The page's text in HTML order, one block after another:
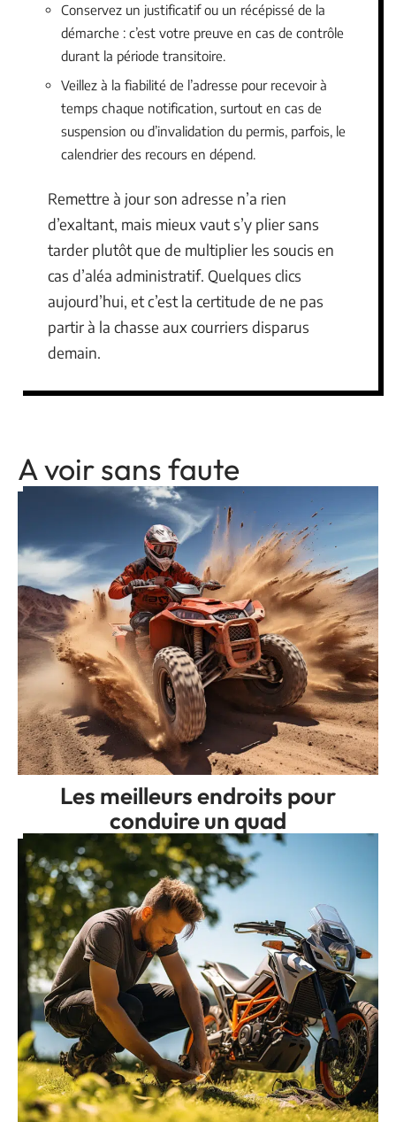
Conservez un justificatif ou un récépissé de la
démarche : c’est votre preuve en cas de contrôle
durant la période transitoire.
Veillez à la fiabilité de l’adresse pour recevoir à
temps chaque notification, surtout en cas de
suspension ou d’invalidation du permis, parfois, le
calendrier des recours en dépend.
Remettre à jour son adresse n’a rien
d’exaltant, mais mieux vaut s’y plier sans
tarder plutôt que de multiplier les soucis en
cas d’aléa administratif. Quelques clics
aujourd’hui, et c’est la certitude de ne pas
partir à la chasse aux courriers disparus
demain.
A voir sans faute
Les meilleurs endroits pour
conduire un quad